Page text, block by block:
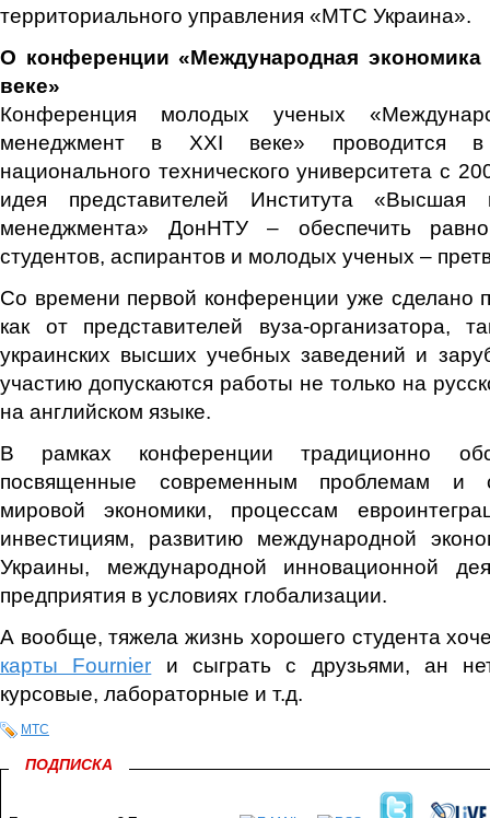
территориального управления «МТС Украина».
О конференции «Международная
веке»
Конференция молодых ученых
менеджмент в XXI веке» проводится в
национального технического университета с
идея представителей Института
менеджмента» ДонНТУ – обеспечить
студентов, аспирантов и молодых ученых –
Со времени первой конференции уже сделано
как от представителей вуза-организатора,
украинских высших учебных заведений и
участию допускаются работы не только на
на английском языке.
В рамках конференции традиционно
посвященные современным проблемам и
мировой экономики, процессам
инвестициям, развитию международной
Украины, международной инновационной
предприятия в условиях глобализации.
А вообще, тяжела жизнь хорошего студента
карты Fournier и сыграть с друзьями, ан
курсовые, лабораторные и т.д.
МТС
ПОДПИСКА